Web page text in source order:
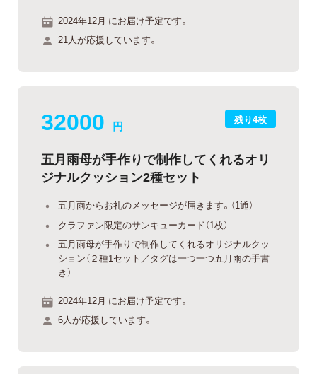
2024年12月 にお届け予定です。
21人が応援しています。
残り4枚
32000 円
五月雨母が手作りで制作してくれるオリ
ジナルクッション2種セット
五月雨からお礼のメッセージが届きます。（1通）
クラファン限定のサンキューカード（1枚）
五月雨母が手作りで制作してくれるオリジナルクッ
ション（２種1セット／タグは一つ一つ五月雨の手書
き）
2024年12月 にお届け予定です。
6人が応援しています。